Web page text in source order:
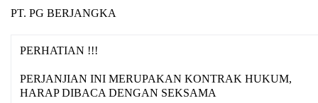
PT. PG BERJANGKA
PERHATIAN !!!
PERJANJIAN INI MERUPAKAN KONTRAK HUKUM,
HARAP DIBACA DENGAN SEKSAMA